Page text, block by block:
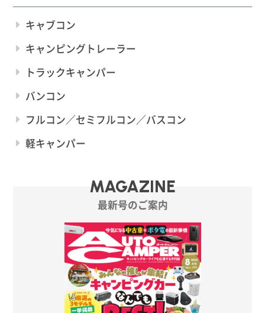
キャブコン
キャンピングトレーラー
トラックキャンパー
バンコン
フルコン／セミフルコン／バスコン
軽キャンパー
MAGAZINE
最新号のご案内